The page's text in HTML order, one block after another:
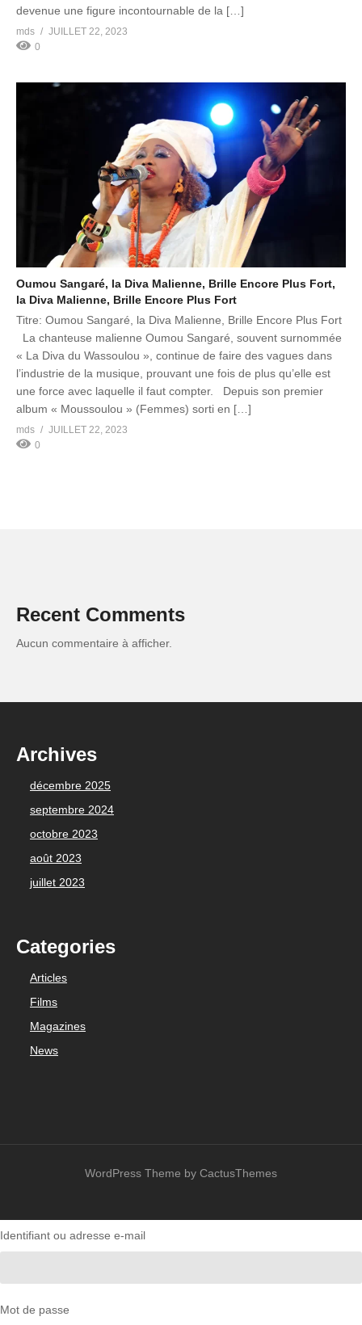
devenue une figure incontournable de la […]
mds
JUILLET 22, 2023
0
Oumou Sangaré, la Diva Malienne, Brille Encore Plus Fort,
la Diva Malienne, Brille Encore Plus Fort
Titre: Oumou Sangaré, la Diva Malienne, Brille Encore Plus Fort
La chanteuse malienne Oumou Sangaré, souvent surnommée
« La Diva du Wassoulou », continue de faire des vagues dans
l’industrie de la musique, prouvant une fois de plus qu’elle est
une force avec laquelle il faut compter. Depuis son premier
album « Moussoulou » (Femmes) sorti en […]
mds
JUILLET 22, 2023
0
Recent Comments
Aucun commentaire à afficher.
Archives
décembre 2025
septembre 2024
octobre 2023
août 2023
juillet 2023
Categories
Articles
Films
Magazines
News
WordPress Theme by CactusThemes
Identifiant ou adresse e-mail
Mot de passe